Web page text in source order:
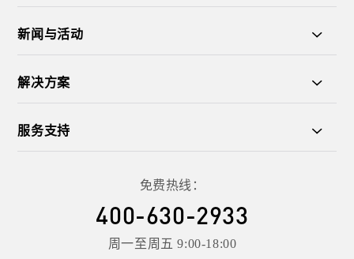
免费热线：
400-630-2933
周一至周五 9:00-18:00
新闻与活动
解决方案
服务支持